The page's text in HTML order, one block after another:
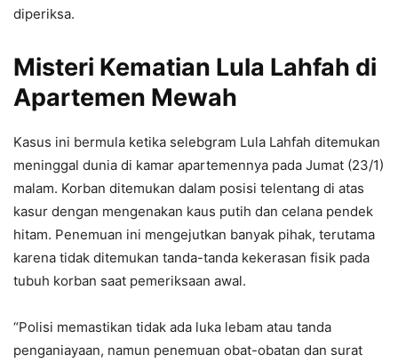
diperiksa.
Misteri Kematian Lula Lahfah di
Apartemen Mewah
Kasus ini bermula ketika selebgram Lula Lahfah ditemukan
meninggal dunia di kamar apartemennya pada Jumat (23/1)
malam. Korban ditemukan dalam posisi telentang di atas
kasur dengan mengenakan kaus putih dan celana pendek
hitam. Penemuan ini mengejutkan banyak pihak, terutama
karena tidak ditemukan tanda-tanda kekerasan fisik pada
tubuh korban saat pemeriksaan awal.
“Polisi memastikan tidak ada luka lebam atau tanda
penganiayaan, namun penemuan obat-obatan dan surat